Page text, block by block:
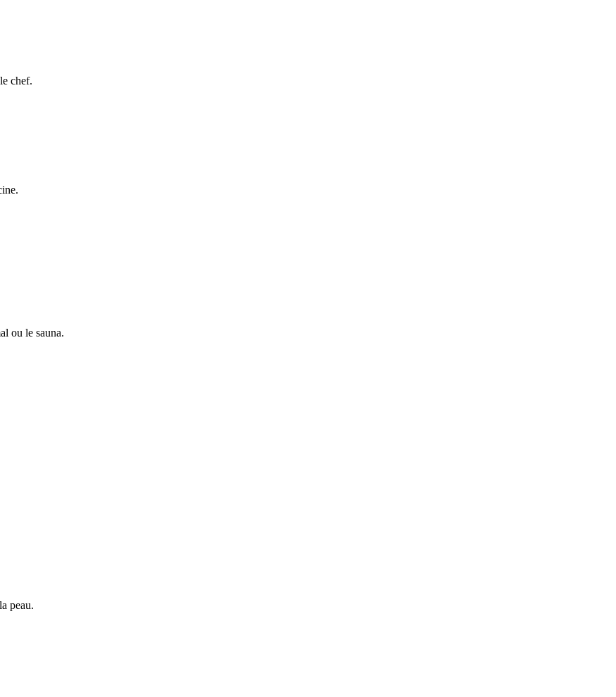
chef.
ou le sauna.
peau.